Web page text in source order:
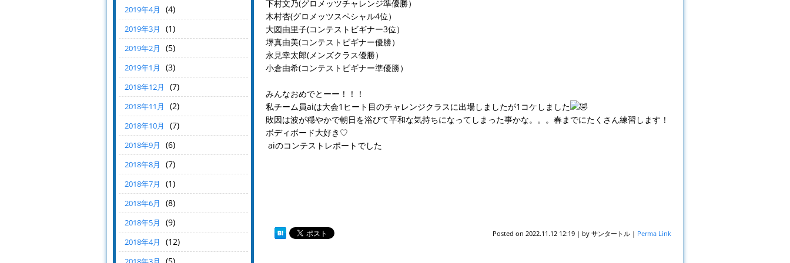
下村文乃(グロメッツチャレンジ準優勝）
木村杏(グロメッツスペシャル4位）
大図由里子(コンテストビギナー3位）
堺真由美(コンテストビギナー優勝）
永見幸太郎(メンズクラス優勝）
小倉由希(コンテストビギナー準優勝）
みんなおめでとーー！！！
私チーム員aiは大会1ヒート目のチャレンジクラスに出場しましたが1コケしました
敗因は波が穏やかで朝日を浴びて平和な気持ちになってしまった事かな。。。春までにたくさん練習します！
ボディボード大好き♡
aiのコンテストレポートでした
Posted on 2022.11.12 12:19 | by サンタートル | Perma Link
2019年4月 (4)
2019年3月 (1)
2019年2月 (5)
2019年1月 (3)
2018年12月 (7)
2018年11月 (2)
2018年10月 (7)
2018年9月 (6)
2018年8月 (7)
2018年7月 (1)
2018年6月 (8)
2018年5月 (9)
2018年4月 (12)